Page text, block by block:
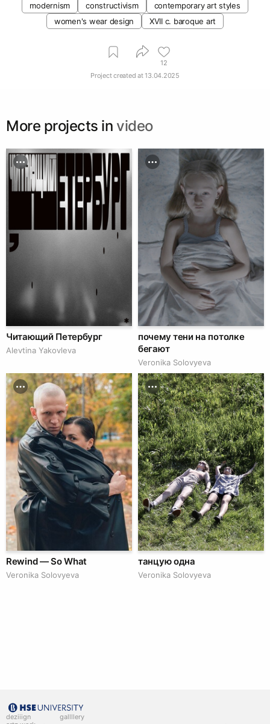
modernism
constructivism
contemporary art styles
women's wear design
XVII c. baroque art
12
Project created at13.04.2025
More projects in video
Читающий Петербург
Alevtina Yakovleva
почему тени на потолке
бегают
Veronika Solovyeva
Rewind — So What
Veronika Solovyeva
танцую одна
Veronika Solovyeva
deziiign
gallllery